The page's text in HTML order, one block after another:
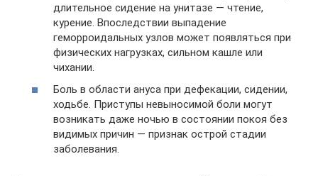
длительное сидение на унитазе — чтение,
курение. Впоследствии выпадение
геморроидальных узлов может появляться при
физических нагрузках, сильном кашле или
чихании.
Боль в области ануса при дефекации, сидении,
ходьбе. Приступы невыносимой боли могут
возникать даже ночью в состоянии покоя без
видимых причин — признак острой стадии
заболевания.